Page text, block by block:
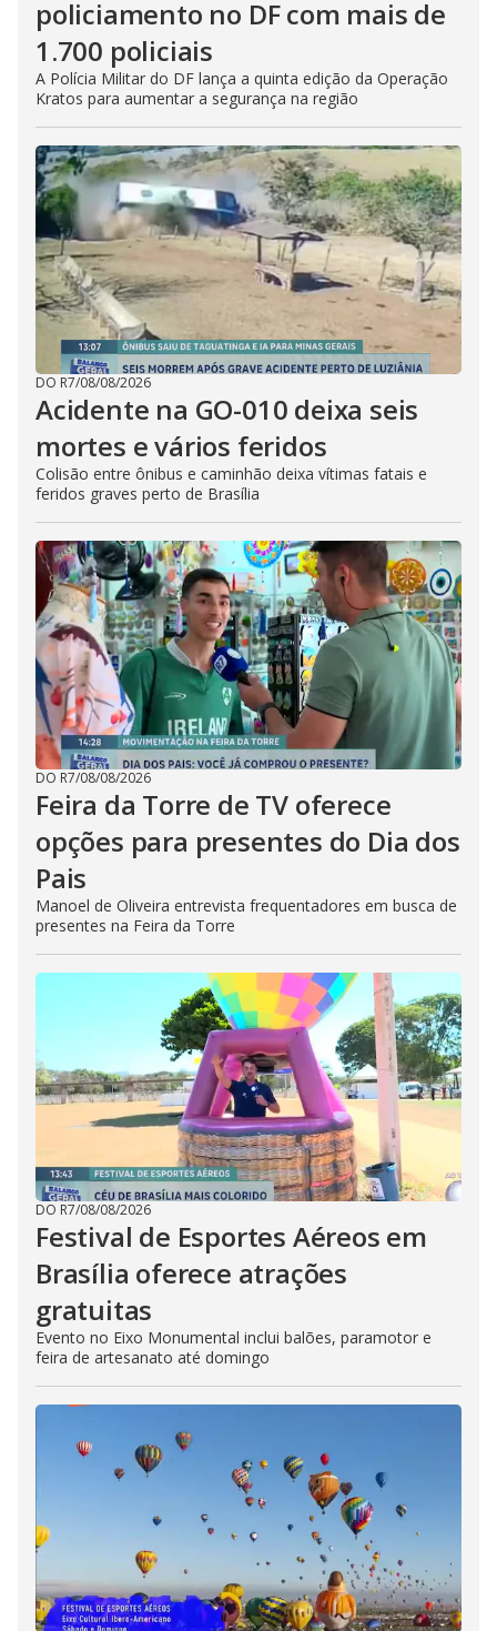
policiamento no DF com mais de
1.700 policiais
A Polícia Militar do DF lança a quinta edição da Operação
Kratos para aumentar a segurança na região
DO R7/08/08/2026
Acidente na GO-010 deixa seis
mortes e vários feridos
Colisão entre ônibus e caminhão deixa vítimas fatais e
feridos graves perto de Brasília
DO R7/08/08/2026
Feira da Torre de TV oferece
opções para presentes do Dia dos
Pais
Manoel de Oliveira entrevista frequentadores em busca de
presentes na Feira da Torre
DO R7/08/08/2026
Festival de Esportes Aéreos em
Brasília oferece atrações
gratuitas
Evento no Eixo Monumental inclui balões, paramotor e
feira de artesanato até domingo